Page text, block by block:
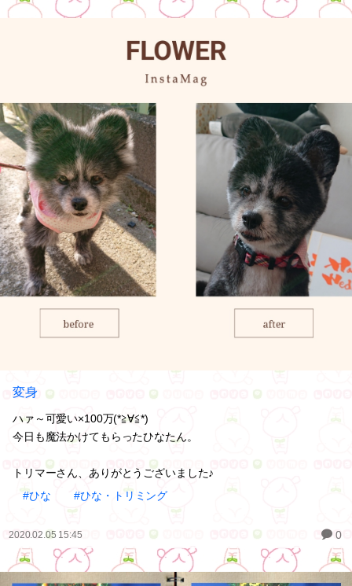
変身
ハァ～可愛い×100万(*≧∀≦*)
今日も魔法かけてもらったひなたん。
トリマーさん、ありがとうございました♪
#ひな
#ひな・トリミング
2020.02.05 15:45 0